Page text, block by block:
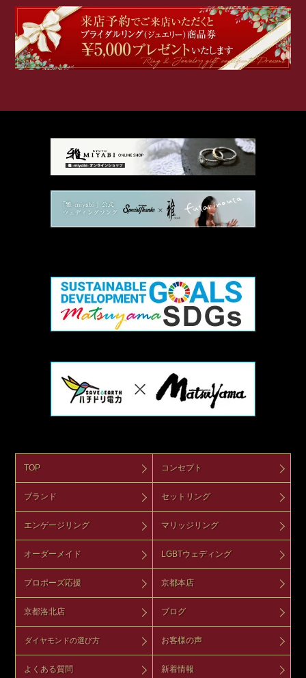
TOP コンセプト
ブランド セットリング
エンゲージリング マリッジリング
オーダーメイド LGBTウェディング
プロポーズ応援 京都本店
京都洛北店 ブログ
ダイヤモンドの選び方 お客様の声
よくある質問 新着情報